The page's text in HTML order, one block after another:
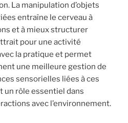
La manipulation d’objets
entraîne le cerveau à
et à mieux structurer
pour une activité
la pratique et permet
une meilleure gestion de
sensorielles liées à ces
un rôle essentiel dans
avec l’environnement.